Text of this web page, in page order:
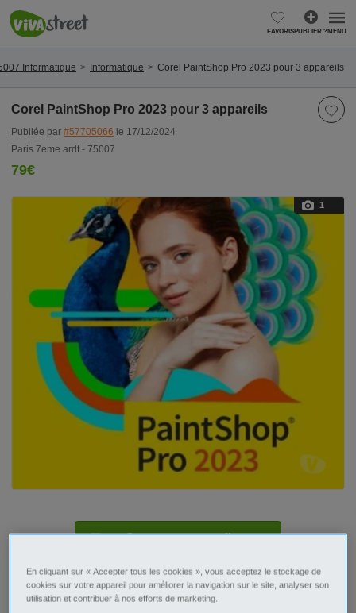
FAVORISPUBLIER ?MENU
Informatique Informatique Corel PaintShop Pro 2023 pour 3 appareils
Corel PaintShop Pro 2023 pour 3 appareils
Publiée par #57705066 le 17/12/2024
Paris 7eme ardt - 75007
79€
1
Contacter par email
En cliquant sur « Accepter tous les cookies », vous acceptez le stockage de
cookies sur votre appareil pour améliorer la navigation sur le site, analyser son
utilisation et contribuer à nos efforts de marketing.